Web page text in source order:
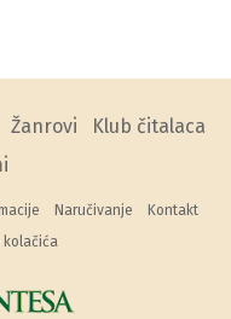
Žanrovi
Klub čitalaca
Naručivanje
Kontakt
kolačića